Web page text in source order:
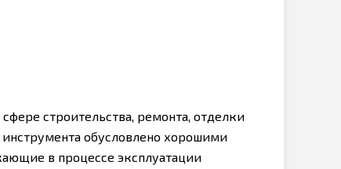
строительства, ремонта, отделки
обусловлено хорошими
в процессе эксплуатации